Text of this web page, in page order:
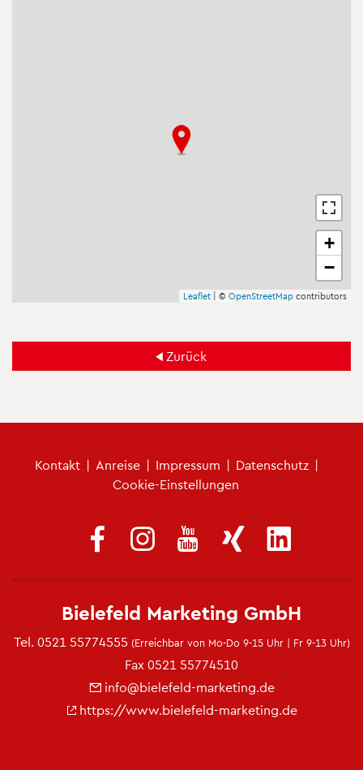
+
−
Leaf­let | © Open­Street­Map con­tri­bu­tors
Zu­rück
Kon­takt | An­rei­se | Im­pres­sum | Da­ten­schutz |
Coo­kie-Ein­stel­lun­gen
Bie­le­feld Mar­ke­ting GmbH
Tel. 0521 55774555 (Er­reich­bar von Mo-Do 9-15 Uhr | Fr 9-13 Uhr)
Fax 0521 55774510
info@​bielefeld-​marketing.​de
https://​www.​bielefeld-​marketing.​de